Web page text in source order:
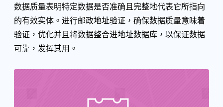
数据质量表明特定数据是否准确且完整地代表它所指向
的有效实体。进行邮政地址验证，确保数据质量意味着
验证，优化并且将数据整合进地址数据库，以保证数据
可靠，发挥其用。